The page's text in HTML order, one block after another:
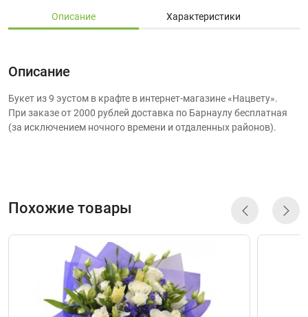
Описание Характеристики
Описание
Букет из 9 эустом в крафте в интернет-магазине «Нацвету».
При заказе от 2000 рублей доставка по Барнаулу бесплатная
(за исключением ночного времени и отдаленных районов).
Похожие товары